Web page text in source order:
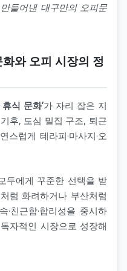
들어낸 대구만의 오피문
와 오피 시장의 정
식 문화’가 자리 잡은 지
후, 도심 밀집 구조, 퇴근
럽게 테라피·마사지·오
두에게 꾸준한 선택을 받
럼 화려하거나 부산처럼
친근함·합리성을 중시하
자적인 시장으로 성장해